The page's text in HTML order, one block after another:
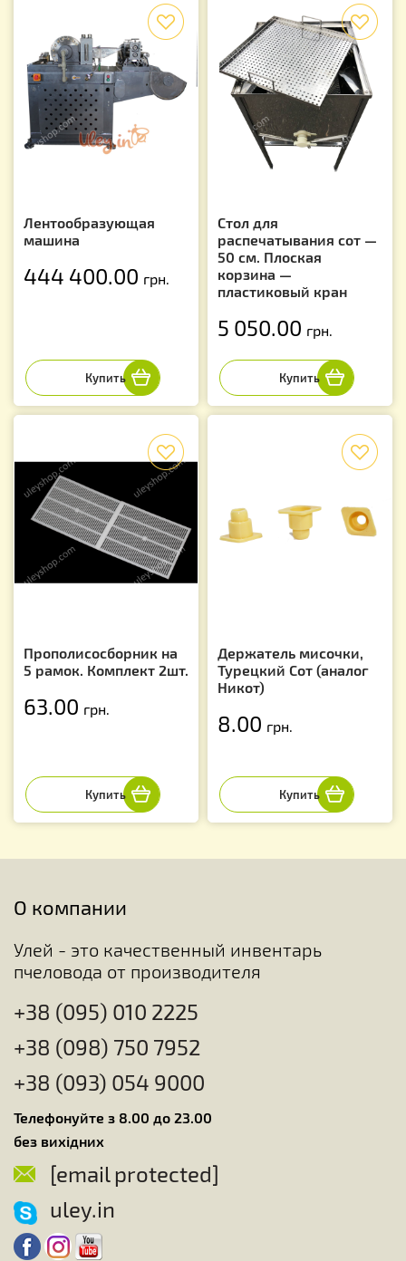
Лентообразующая
машина
444 400.00 грн.
Стол для
распечатывания сот —
50 см. Плоская
корзина —
пластиковый кран
5 050.00 грн.
Прополисосборник на
5 рамок. Комплект 2шт.
63.00 грн.
Держатель мисочки,
Турецкий Сот (аналог
Никот)
8.00 грн.
О компании
Улей - это качественный инвентарь
пчеловода от производителя
+38 (095) 010 2225
+38 (098) 750 7952
+38 (093) 054 9000
Телефонуйте з 8.00 до 23.00
без вихідних
[email protected]
uley.in